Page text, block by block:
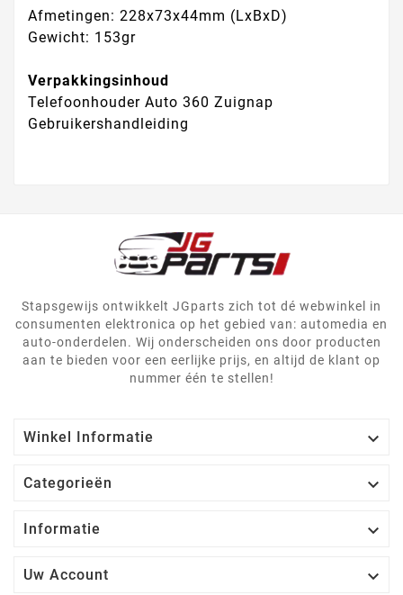
Afmetingen: 228x73x44mm (LxBxD)
Gewicht: 153gr
Verpakkingsinhoud
Telefoonhouder Auto 360 Zuignap
Gebruikershandleiding
Stapsgewijs ontwikkelt JGparts zich tot dé webwinkel in
consumenten elektronica op het gebied van: automedia en
auto-onderdelen. Wij onderscheiden ons door producten
aan te bieden voor een eerlijke prijs, en altijd de klant op
nummer één te stellen!
Winkel Informatie 
Categorieën 
Informatie 
Uw Account 